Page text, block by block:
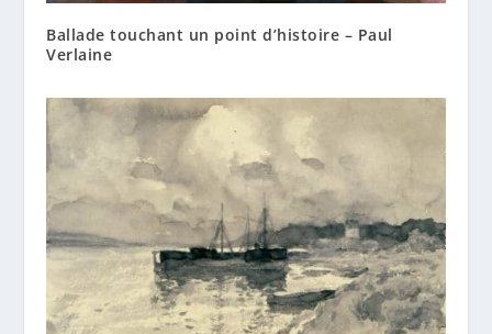
Ballade touchant un point d’histoire – Paul
Verlaine